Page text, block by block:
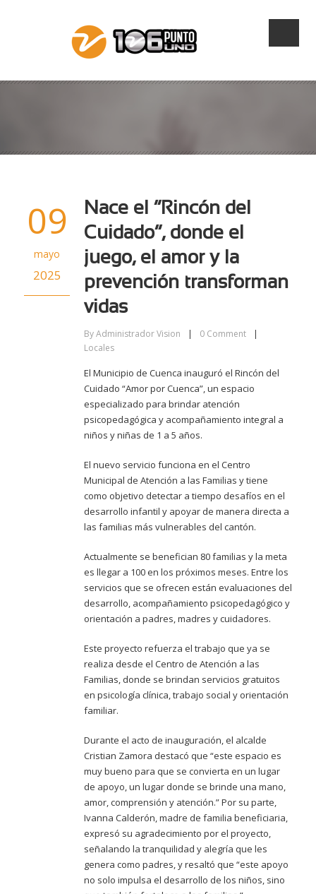
09
mayo
2025
Nace el “Rincón del
Cuidado”, donde el
juego, el amor y la
prevención transforman
vidas
ByAdministrador Vision | 0 Comment
|
Locales
El Municipio de Cuenca inauguró el Rincón del
Cuidado “Amor por Cuenca”, un espacio
especializado para brindar atención
psicopedagógica y acompañamiento integral a
niños y niñas de 1 a 5 años.
El nuevo servicio funciona en el Centro
Municipal de Atención a las Familias y tiene
como objetivo detectar a tiempo desafíos en el
desarrollo infantil y apoyar de manera directa a
las familias más vulnerables del cantón.
Actualmente se benefician 80 familias y la meta
es llegar a 100 en los próximos meses. Entre los
servicios que se ofrecen están evaluaciones del
desarrollo, acompañamiento psicopedagógico y
orientación a padres, madres y cuidadores.
Este proyecto refuerza el trabajo que ya se
realiza desde el Centro de Atención a las
Familias, donde se brindan servicios gratuitos
en psicología clínica, trabajo social y orientación
familiar.
Durante el acto de inauguración, el alcalde
Cristian Zamora destacó que “este espacio es
muy bueno para que se convierta en un lugar
de apoyo, un lugar donde se brinde una mano,
amor, comprensión y atención.” Por su parte,
Ivanna Calderón, madre de familia beneficiaria,
expresó su agradecimiento por el proyecto,
señalando la tranquilidad y alegría que les
genera como padres, y resaltó que “este apoyo
no solo impulsa el desarrollo de los niños, sino